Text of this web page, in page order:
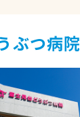
ぶつ病院